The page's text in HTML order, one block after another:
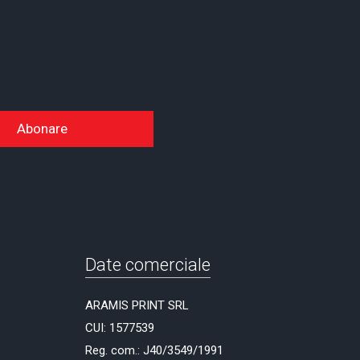
Abonare
Date comerciale
ARAMIS PRINT SRL
CUI: 1577539
Reg. com.: J40/3549/1991